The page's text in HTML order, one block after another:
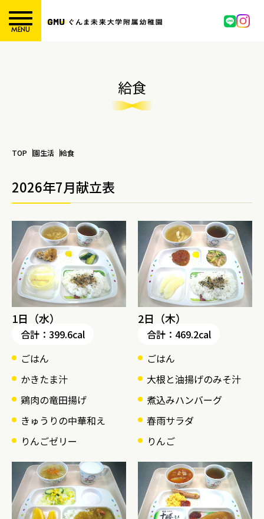
MENU
給食
TOP 園生活 給食
2026年7月献立表
1日（水）
合計：399.6cal
ごはん
かきたま汁
鶏肉の竜田揚げ
きゅうりの中華和え
りんごゼリー
2日（木）
合計：469.2cal
ごはん
大根と油揚げのみそ汁
煮込みハンバーグ
春雨サラダ
りんご